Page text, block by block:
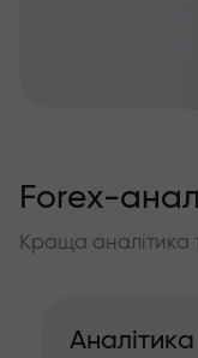
Forex-
Краща аналітика